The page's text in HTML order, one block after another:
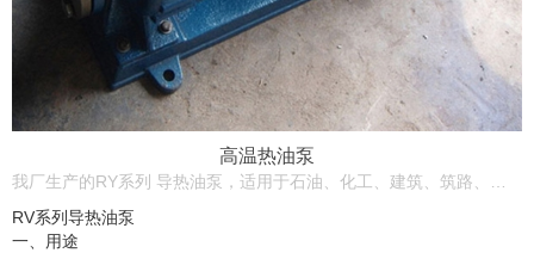
高温热油泵
我厂生产的RY系列 导热油泵，适用于石油、化工、建筑、筑路、塑料、橡胶、食品、制药、纺织、印染、造纸、木材成型、压板等各个行业领域，使用温度350C以内，是目前较理想的热油循环泵。
RV系列导热油泵
一、用途